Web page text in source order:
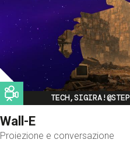
Image
TECH,SIGIRA!@STEP
Wall-E
Proiezione e conversazione